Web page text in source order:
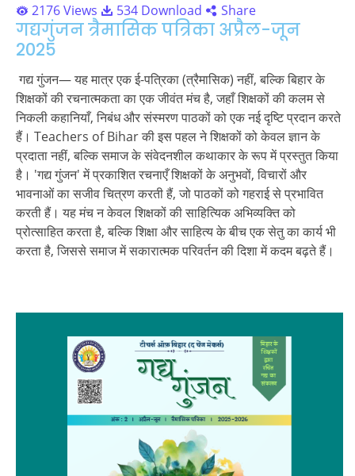
2176 Views 534 Download Share
गद्यगुंजन त्रैमासिक पत्रिका अप्रैल-जून
2025
गद्य गुंजन— यह मात्र एक ई-पत्रिका (त्रैमासिक) नहीं, बल्कि बिहार के
शिक्षकों की रचनात्मकता का एक जीवंत मंच है, जहाँ शिक्षकों की कलम से
निकली कहानियाँ, निबंध और संस्मरण पाठकों को एक नई दृष्टि प्रदान करते
हैं। Teachers of Bihar की इस पहल ने शिक्षकों को केवल ज्ञान के
प्रदाता नहीं, बल्कि समाज के संवेदनशील कथाकार के रूप में प्रस्तुत किया
है। 'गद्य गुंजन' में प्रकाशित रचनाएँ शिक्षकों के अनुभवों, विचारों और
भावनाओं का सजीव चित्रण करती हैं, जो पाठकों को गहराई से प्रभावित
करती हैं। यह मंच न केवल शिक्षकों की साहित्यिक अभिव्यक्ति को
प्रोत्साहित करता है, बल्कि शिक्षा और साहित्य के बीच एक सेतु का कार्य भी
करता है, जिससे समाज में सकारात्मक परिवर्तन की दिशा में कदम बढ़ते हैं।